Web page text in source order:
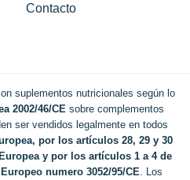
Contacto
suplementos nutricionales según lo
2002/46/CE sobre complementos
ser vendidos legalmente en todos
por los artículos 28, 29 y 30
y por los artículos 1 a 4 de
numero 3052/95/CE . Los